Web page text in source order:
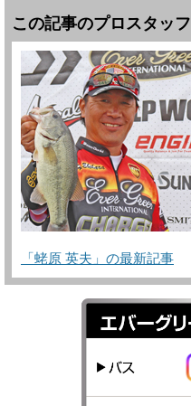
この記事のプロスタッフ
「蛯原 英夫」の最新記事